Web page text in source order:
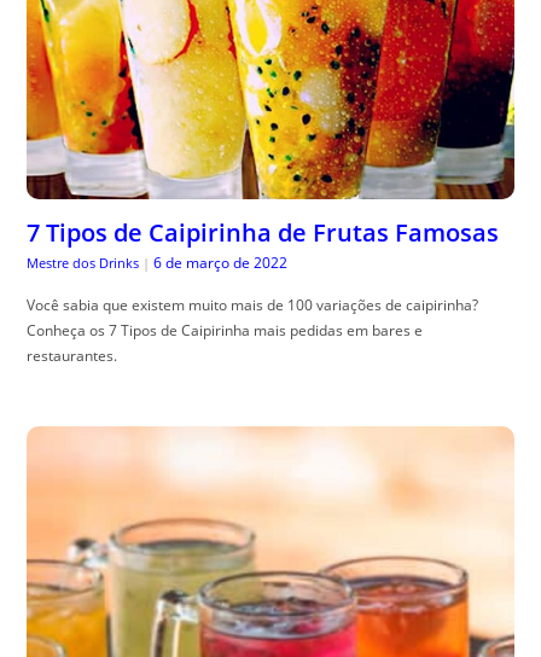
7 Tipos de Caipirinha de Frutas Famosas
Mestre dos Drinks | 6 de março de 2022
Você sabia que existem muito mais de 100 variações de caipirinha?
Conheça os 7 Tipos de Caipirinha mais pedidas em bares e
restaurantes.